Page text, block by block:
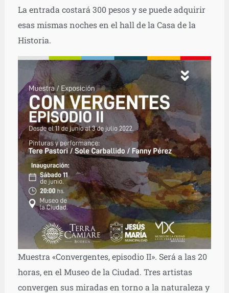
La entrada costará 300 pesos y se puede adquirir
esas mismas noches en el hall de la Casa de la
Historia.
Muestra «Convergentes, episodio II». Será a las 20
horas, en el Museo de la Ciudad. Tres artistas
convergen sus miradas en torno a la naturaleza y